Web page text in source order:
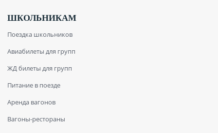
ШКОЛЬНИКАМ
Поездка школьников
Авиабилеты для групп
ЖД билеты для групп
Питание в поезде
Аренда вагонов
Вагоны-рестораны